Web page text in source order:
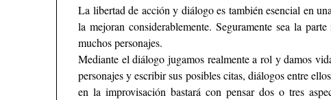
La libertad de acción y diálogo es también esencial en
la mejoran considerablemente. Seguramente sea la
muchos personajes.
Mediante el diálogo jugamos realmente a rol y damos
personajes y escribir sus posibles citas, diálogos entre
en la improvisación bastará con pensar dos o tres